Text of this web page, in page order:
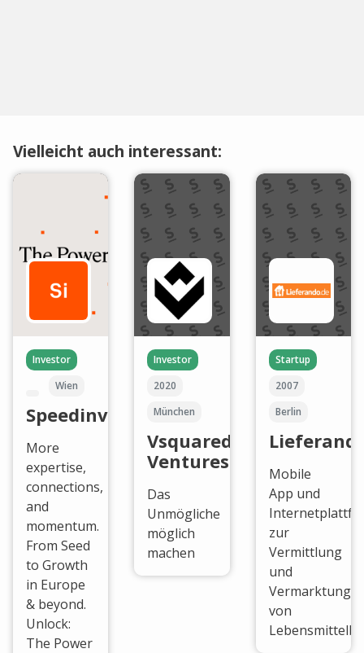
Vielleicht auch interessant:
Investor
Wien
Speedinvest
More
expertise,
connections,
and
momentum.
From Seed
to Growth
in Europe
& beyond.
Unlock:
The Power
Investor
2020
München
Vsquared
Ventures
Das
Unmögliche
möglich
machen
Startup
2007
Berlin
Mobile
App und
zur
Vermittlung
und
Vermarktung
von